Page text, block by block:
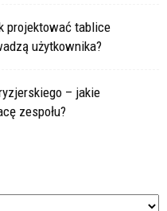
projektować tablice
użytkownika?
– jakie
zespołu?